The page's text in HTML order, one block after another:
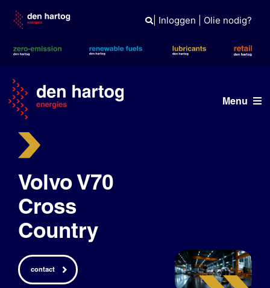
content
| Inloggen Olie nodig?
Menu
Volvo V70
Cross
Country
contact